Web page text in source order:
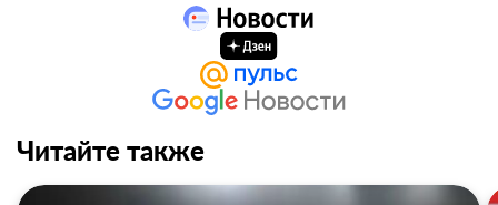
Читайте также